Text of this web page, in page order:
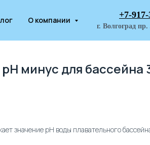
О компании
+7-
г. Волгоград
минус для бассейна
значение рН воды плавательного